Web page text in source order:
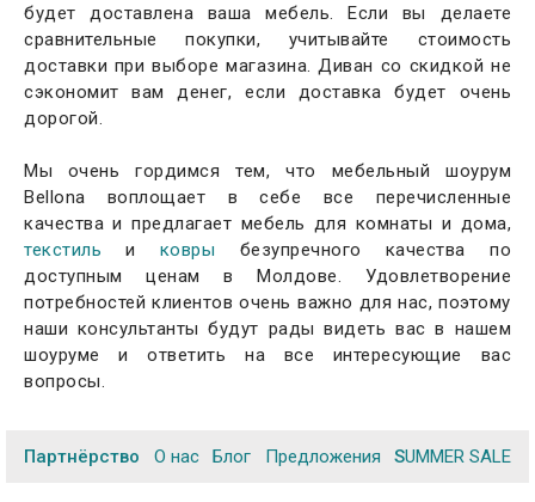
будет доставлена ваша мебель. Если вы делаете
сравнительные покупки, учитывайте стоимость
доставки при выборе магазина. Диван со скидкой не
сэкономит вам денег, если доставка будет очень
дорогой.
Мы очень гордимся тем, что мебельный шоурум
Bellona воплощает в себе все перечисленные
качества и предлагает мебель для комнаты и дома,
текстиль и ковры безупречного качества по
доступным ценам в Молдове. Удовлетворение
потребностей клиентов очень важно для нас, поэтому
наши консультанты будут рады видеть вас в нашем
шоуруме и ответить на все интересующие вас
вопросы.
Партнёрство О нас Блог Предложения SUMMER SALE